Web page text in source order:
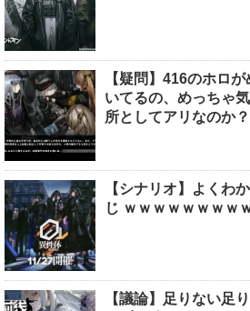
【疑問】416のホロ
いてるの、めっちゃ
所としてアリなのか？
【シナリオ】よくわ
じ ｗｗｗｗｗｗｗｗ
【議論】足りない足